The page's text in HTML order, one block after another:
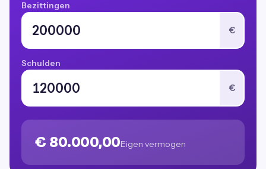
Bezittingen
€
Schulden
€
€ 80.000,00Eigen vermogen